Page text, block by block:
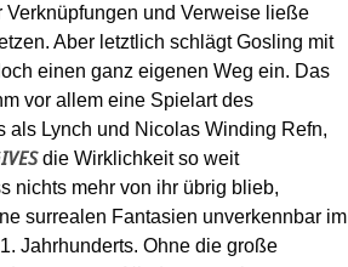
Verknüpfungen und Verweise ließe
Aber letztlich schlägt Gosling mit
einen ganz eigenen Weg ein. Das
vor allem eine Spielart des
als Lynch und Nicolas Winding Refn,
die Wirklichkeit so weit
nichts mehr von ihr übrig blieb,
surrealen Fantasien unverkennbar im
Jahrhunderts. Ohne die große